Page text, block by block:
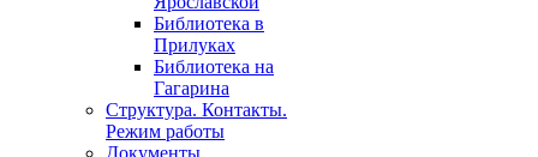
Библиотека в
Прилуках
Библиотека на
Гагарина
Структура. Контакты.
Режим работы
Документы